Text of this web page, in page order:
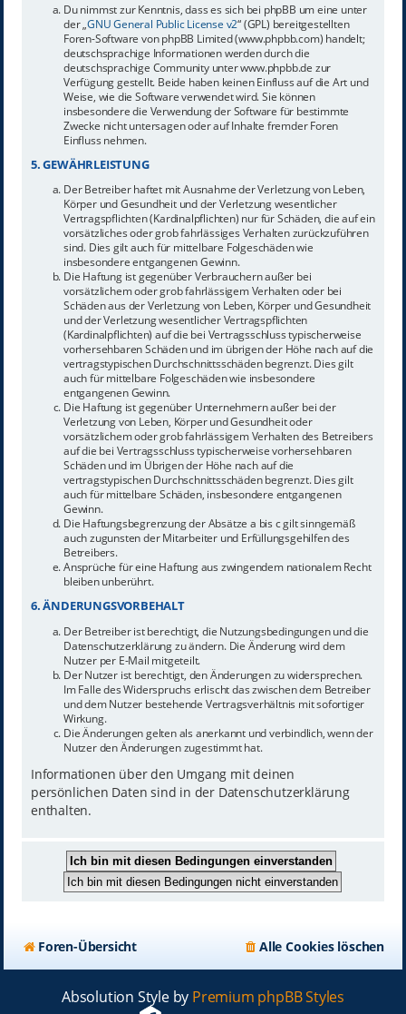
Du nimmst zur Kenntnis, dass es sich bei phpBB um eine unter
der „GNU General Public License v2“ (GPL) bereitgestellten
Foren-Software von phpBB Limited (www.phpbb.com) handelt;
deutschsprachige Informationen werden durch die
deutschsprachige Community unter www.phpbb.de zur
Verfügung gestellt. Beide haben keinen Einfluss auf die Art und
Weise, wie die Software verwendet wird. Sie können
insbesondere die Verwendung der Software für bestimmte
Zwecke nicht untersagen oder auf Inhalte fremder Foren
Einfluss nehmen.
5. GEWÄHRLEISTUNG
Der Betreiber haftet mit Ausnahme der Verletzung von Leben,
Körper und Gesundheit und der Verletzung wesentlicher
Vertragspflichten (Kardinalpflichten) nur für Schäden, die auf ein
vorsätzliches oder grob fahrlässiges Verhalten zurückzuführen
sind. Dies gilt auch für mittelbare Folgeschäden wie
insbesondere entgangenen Gewinn.
Die Haftung ist gegenüber Verbrauchern außer bei
vorsätzlichem oder grob fahrlässigem Verhalten oder bei
Schäden aus der Verletzung von Leben, Körper und Gesundheit
und der Verletzung wesentlicher Vertragspflichten
(Kardinalpflichten) auf die bei Vertragsschluss typischerweise
vorhersehbaren Schäden und im übrigen der Höhe nach auf die
vertragstypischen Durchschnittsschäden begrenzt. Dies gilt
auch für mittelbare Folgeschäden wie insbesondere
entgangenen Gewinn.
Die Haftung ist gegenüber Unternehmern außer bei der
Verletzung von Leben, Körper und Gesundheit oder
vorsätzlichem oder grob fahrlässigem Verhalten des Betreibers
auf die bei Vertragsschluss typischerweise vorhersehbaren
Schäden und im Übrigen der Höhe nach auf die
vertragstypischen Durchschnittsschäden begrenzt. Dies gilt
auch für mittelbare Schäden, insbesondere entgangenen
Gewinn.
Die Haftungsbegrenzung der Absätze a bis c gilt sinngemäß
auch zugunsten der Mitarbeiter und Erfüllungsgehilfen des
Betreibers.
Ansprüche für eine Haftung aus zwingendem nationalem Recht
bleiben unberührt.
6. ÄNDERUNGSVORBEHALT
Der Betreiber ist berechtigt, die Nutzungsbedingungen und die
Datenschutzerklärung zu ändern. Die Änderung wird dem
Nutzer per E-Mail mitgeteilt.
Der Nutzer ist berechtigt, den Änderungen zu widersprechen.
Im Falle des Widerspruchs erlischt das zwischen dem Betreiber
und dem Nutzer bestehende Vertragsverhältnis mit sofortiger
Wirkung.
Die Änderungen gelten als anerkannt und verbindlich, wenn der
Nutzer den Änderungen zugestimmt hat.
Informationen über den Umgang mit deinen
persönlichen Daten sind in der Datenschutzerklärung
enthalten.
Foren-Übersicht Alle Cookies löschen
Absolution Style by Premium phpBB Styles